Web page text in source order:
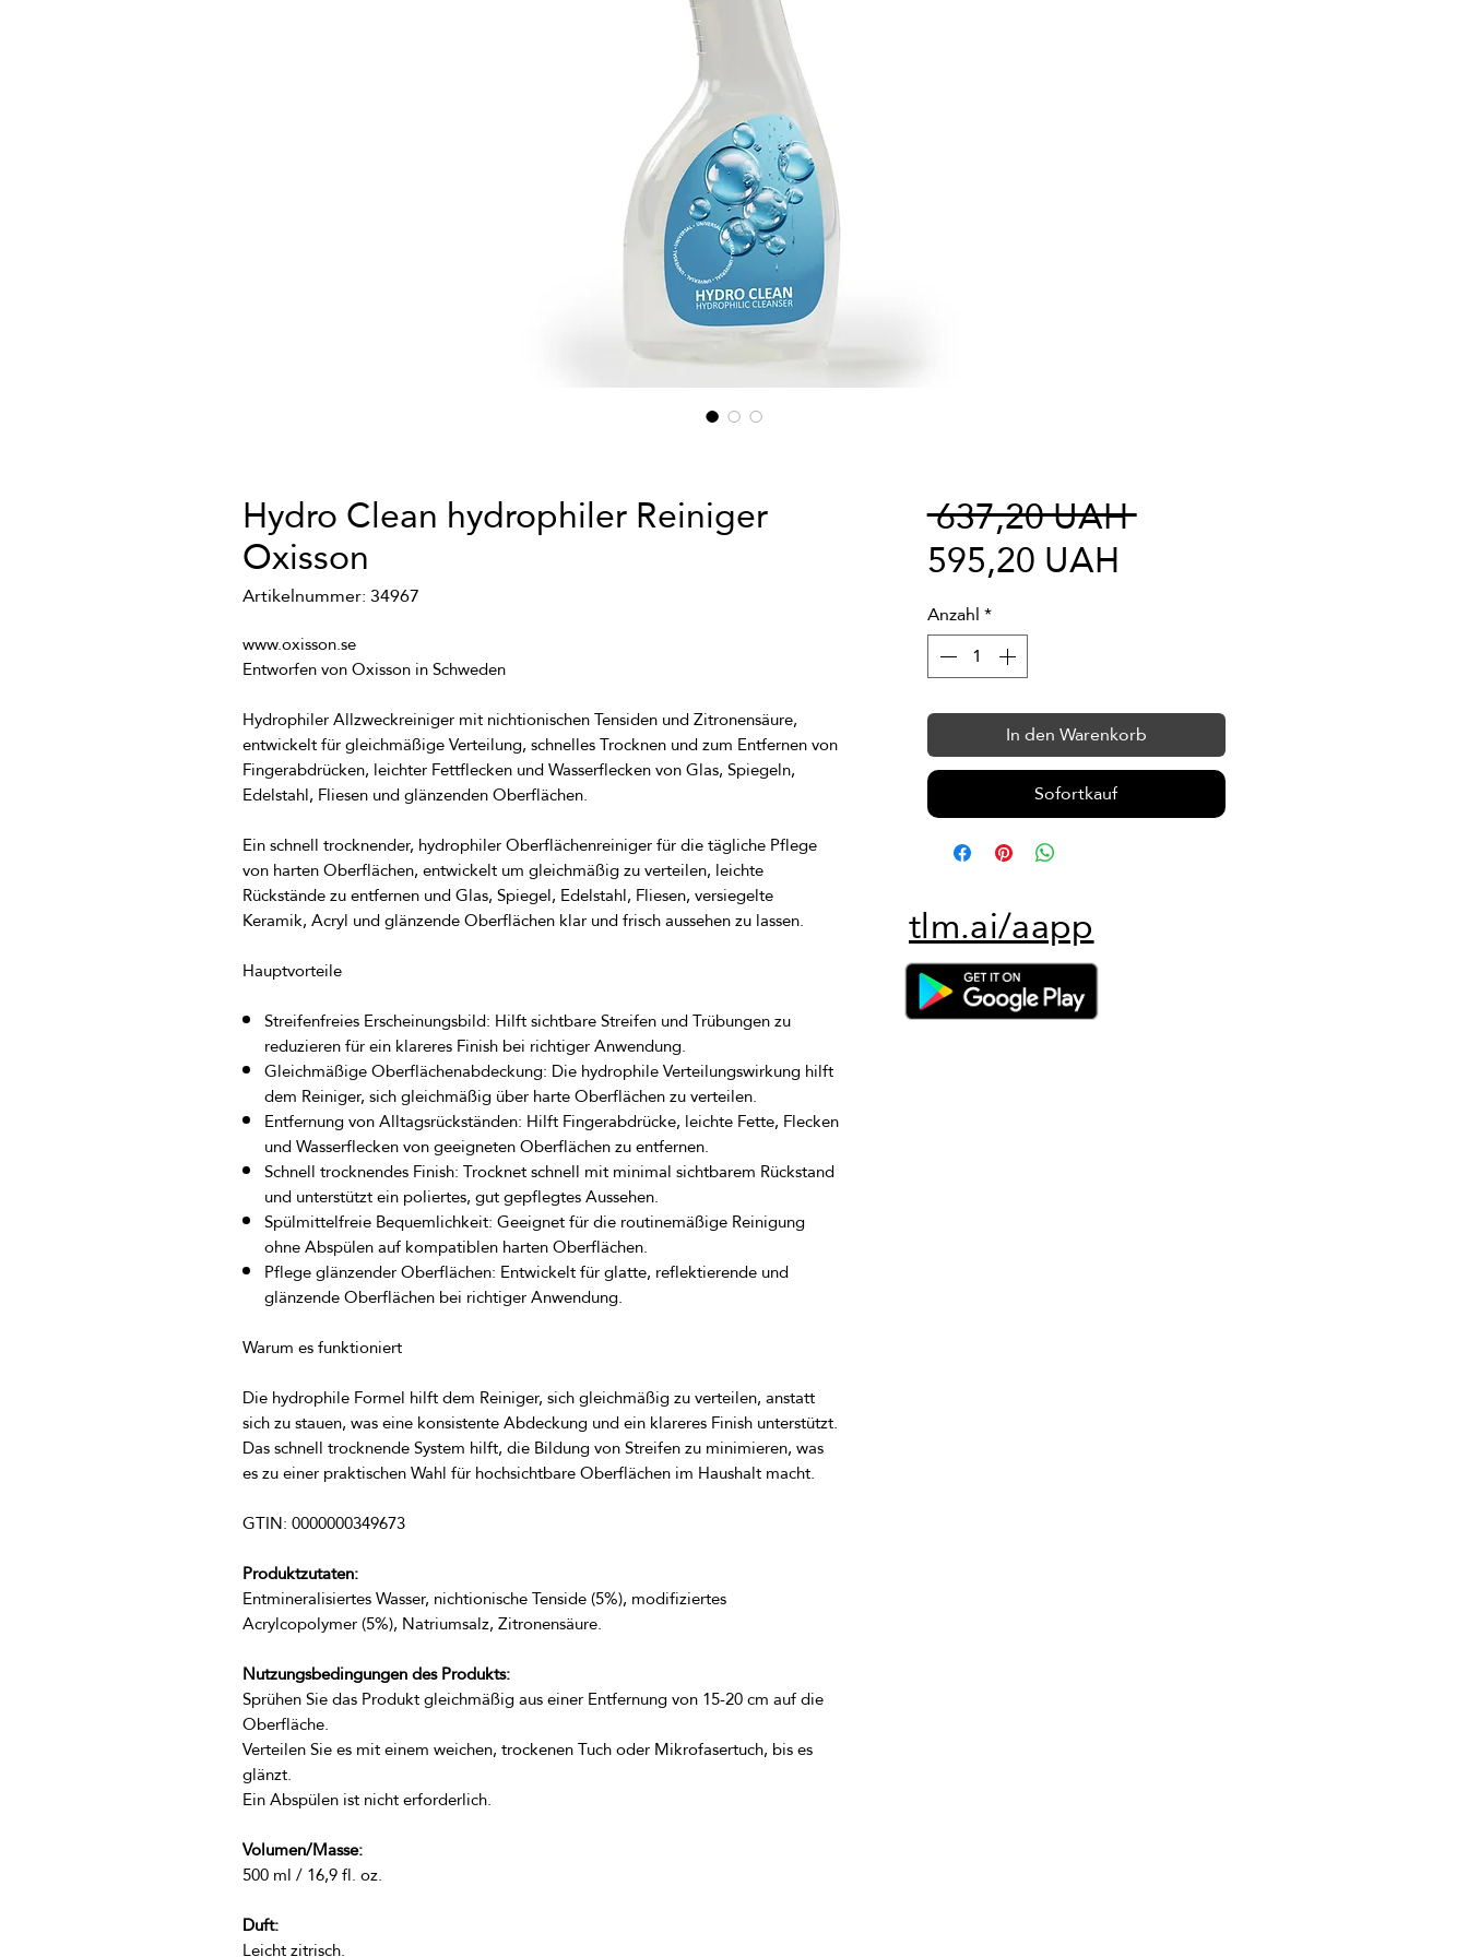
Hydro Clean hydrophiler Reiniger
Oxisson
Artikelnummer: 34967
Hydrophiler Allzweckreiniger mit nichtionischen Tensiden und Zitronensäure,
entwickelt für gleichmäßige Verteilung, schnelles Trocknen und zum Entfernen von
Fingerabdrücken, leichter Fettflecken und Wasserflecken von Glas, Spiegeln,
Ein schnell trocknender, hydrophiler Oberflächenreiniger für die tägliche Pflege
von harten Oberflächen, entwickelt um gleichmäßig zu verteilen, leichte
Rückstände zu entfernen und Glas, Spiegel, Edelstahl, Fliesen, versiegelte
Keramik, Acryl und glänzende Oberflächen klar und frisch aussehen zu lassen.
Hauptvorteile
Streifenfreies Erscheinungsbild: Hilft sichtbare Streifen und Trübungen zu
reduzieren für ein klareres Finish bei richtiger Anwendung.
Gleichmäßige Oberflächenabdeckung: Die hydrophile Verteilungswirkung hilft
dem Reiniger, sich gleichmäßig über harte Oberflächen zu verteilen.
Entfernung von Alltagsrückständen: Hilft Fingerabdrücke, leichte Fette, Flecken
und Wasserflecken von geeigneten Oberflächen zu entfernen.
Schnell trocknendes Finish:Trocknet schnell mit minimal sichtbarem Rückstand
und unterstützt ein poliertes, gut gepflegtes Aussehen.
Spülmittelfreie Bequemlichkeit:Geeignet für die routinemäßige Reinigung
ohne Abspülen auf kompatiblen harten Oberflächen.
Pflege glänzender Oberflächen: Entwickelt für glatte, reflektierende und
glänzende Oberflächen bei richtiger Anwendung.
Warum es funktioniert
Die hydrophile Formel hilft dem Reiniger, sich gleichmäßig zu verteilen, anstatt
sich zu stauen, was eine konsistente Abdeckung und ein klareres Finish unterstützt.
Das schnell trocknende System hilft, die Bildung von Streifen zu minimieren, was
es zu einer praktischen Wahl für hochsichtbare Oberflächen im Haushalt macht.
Produktzutaten:
Entmineralisiertes Wasser, nichtionische Tenside (5%), modifiziertes
Nutzungsbedingungen des Produkts:
Sprühen Sie das Produkt gleichmäßig aus einer Entfernung von 15-20 cm auf die
Verteilen Sie es mit einem weichen, trockenen Tuch oder Mikrofasertuch, bis es
Volumen/Masse:
Duft:
Leicht zitrisch.
637,20 UAH Standardpreis
595,20 UAH
Anzahl*
In den Warenkorb
Sofortkauf
tlm.ai/aapp